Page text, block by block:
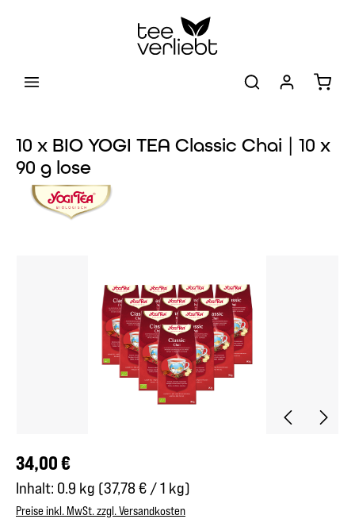
10 x BIO YOGI TEA Classic Chai | 10 x
90 g lose
Regulärer Preis:
34,00 €
Inhalt: 0.9 kg (37,78 € / 1 kg)
Preise inkl. MwSt. zzgl. Versandkosten